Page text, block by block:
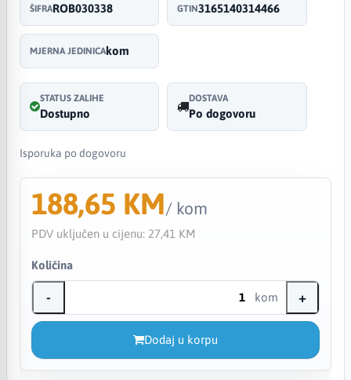
ŠIFRAROB030338 GTIN3165140314466
MJERNA JEDINICAkom
STATUS ZALIHE
Dostupno
DOSTAVA
Po dogovoru
Isporuka po dogovoru
188,65 KM/ kom
PDV uključen u cijenu: 27,41 KM
Količina
- kom +
Dodaj u korpu